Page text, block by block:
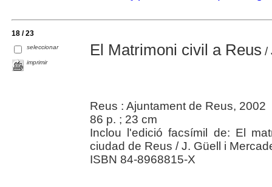
18 / 23
seleccionar
imprimir
El Matrimoni civil a Reus /
Reus : Ajuntament de Reus, 2002
86 p. ; 23 cm
Inclou l'edició facsímil de: El
ciudad de Reus / J. Güell i
ISBN 84-8968815-X